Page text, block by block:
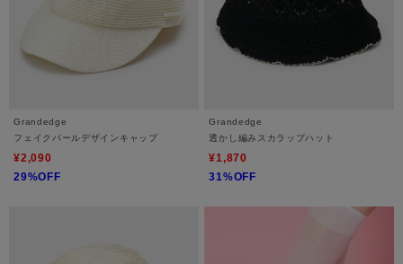
Grandedge
フェイクパールデザインキャップ
¥2,090
29%OFF
Grandedge
透かし編みスカラップハット
¥1,870
31%OFF